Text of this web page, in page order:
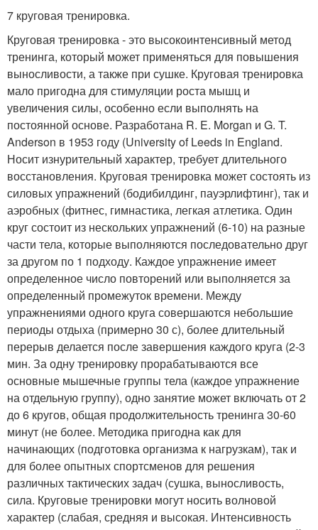
7 круговая тренировка.
Круговая тренировка - это высокоинтенсивный метод
тренинга, который может применяться для повышения
выносливости, а также при сушке. Круговая тренировка
мало пригодна для стимуляции роста мышц и
увеличения силы, особенно если выполнять на
постоянной основе. Разработана R. E. Morgan и G. T.
Anderson в 1953 году (University of Leeds in England.
Носит изнурительный характер, требует длительного
восстановления. Круговая тренировка может состоять из
силовых упражнений (бодибилдинг, пауэрлифтинг), так и
аэробных (фитнес, гимнастика, легкая атлетика. Один
круг состоит из нескольких упражнений (6-10) на разные
части тела, которые выполняются последовательно друг
за другом по 1 подходу. Каждое упражнение имеет
определенное число повторений или выполняется за
определенный промежуток времени. Между
упражнениями одного круга совершаются небольшие
периоды отдыха (примерно 30 с), более длительный
перерыв делается после завершения каждого круга (2-3
мин. За одну тренировку прорабатываются все
основные мышечные группы тела (каждое упражнение
на отдельную группу), одно занятие может включать от 2
до 6 кругов, общая продолжительность тренинга 30-60
минут (не более. Методика пригодна как для
начинающих (подготовка организма к нагрузкам), так и
для более опытных спортсменов для решения
различных тактических задач (сушка, выносливость,
сила. Круговые тренировки могут носить волновой
характер (слабая, средняя и высокая. Интенсивность